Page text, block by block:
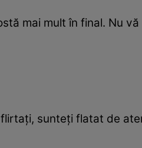
mai mult în final. Nu
sunteţi flatat de